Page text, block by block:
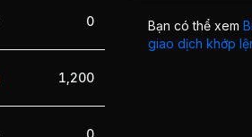
0
1,200
0
Bạn có thể xem
giao dịch khớp